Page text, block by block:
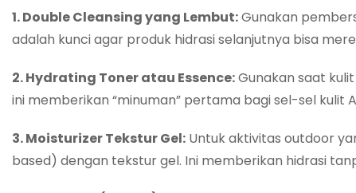
1. Double Cleansing yang Lembut:Gunakan
adalah kunci agar produk hidrasi selanjutnya bisa
2. Hydrating Toner atau Essence:Gunakan saat
ini memberikan “minuman” pertama bagi sel-sel kulit
3. Moisturizer Tekstur Gel: Untuk aktivitas outdoor
based) dengan tekstur gel. Ini memberikan hidrasi